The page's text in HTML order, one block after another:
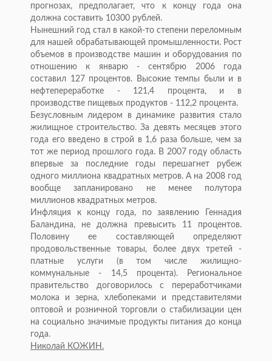
прогнозах, предполагает, что к концу года она
должна составить 10300 рублей.
Нынешний год стал в какой-то степени переломным
для нашей обрабатывающей промышленности. Рост
объемов в производстве машин и оборудования по
отношению к январю - сентябрю 2006 года
составил 127 процентов. Высокие темпы были и в
нефтепереработке - 121,4 процента, и в
производстве пищевых продуктов - 112,2 процента.
Безусловным лидером в динамике развития стало
жилищное строительство. За девять месяцев этого
года его введено в строй в 1,6 раза больше, чем за
тот же период прошлого года. В 2007 году область
впервые за последние годы перешагнет рубеж
одного миллиона квадратных метров. А на 2008 год
вообще запланировано не менее полутора
миллионов квадратных метров.
Инфляция к концу года, по заявлению Геннадия
Баландина, не должна превысить 11 процентов.
Половину ее составляющей определяют
продовольственные товары, более двух третей -
платные услуги (в том числе жилищно-
коммунальные - 14,5 процента). Региональное
правительство договорилось с переработчиками
молока и зерна, хлебопеками и представителями
оптовой и розничной торговли о стабилизации цен
на социально значимые продукты питания до конца
года.
Николай КОЖИН.